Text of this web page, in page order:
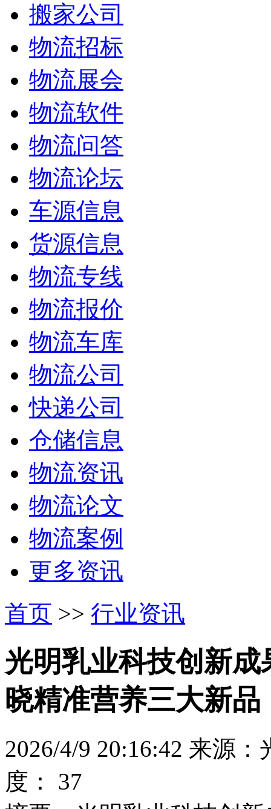
搬家公司
物流招标
物流展会
物流软件
物流问答
物流论坛
车源信息
货源信息
物流专线
物流报价
物流车库
物流公司
快递公司
仓储信息
物流资讯
物流论文
物流案例
更多资讯
首页 >> 行业资讯
光明乳业科技创新
晓精准营养三大新品
2026/4/9 20:16:42 来源
度：
37